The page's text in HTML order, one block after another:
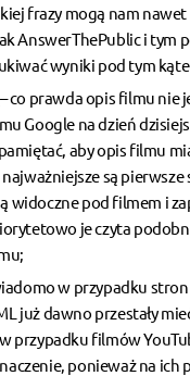
frazy mogą nam nawet
AnswerThePublic i tym
wyniki pod tym
– co prawda opis filmu nie
Google na dzień
aby opis filmu
najważniejsze są pierwsze
widoczne pod filmem i
je czyta
w przypadku
już dawno przestały
przypadku filmów
ponieważ na ich